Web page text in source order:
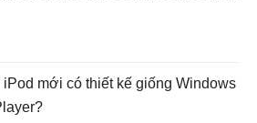
iPod mới có thiết kế giống Windows